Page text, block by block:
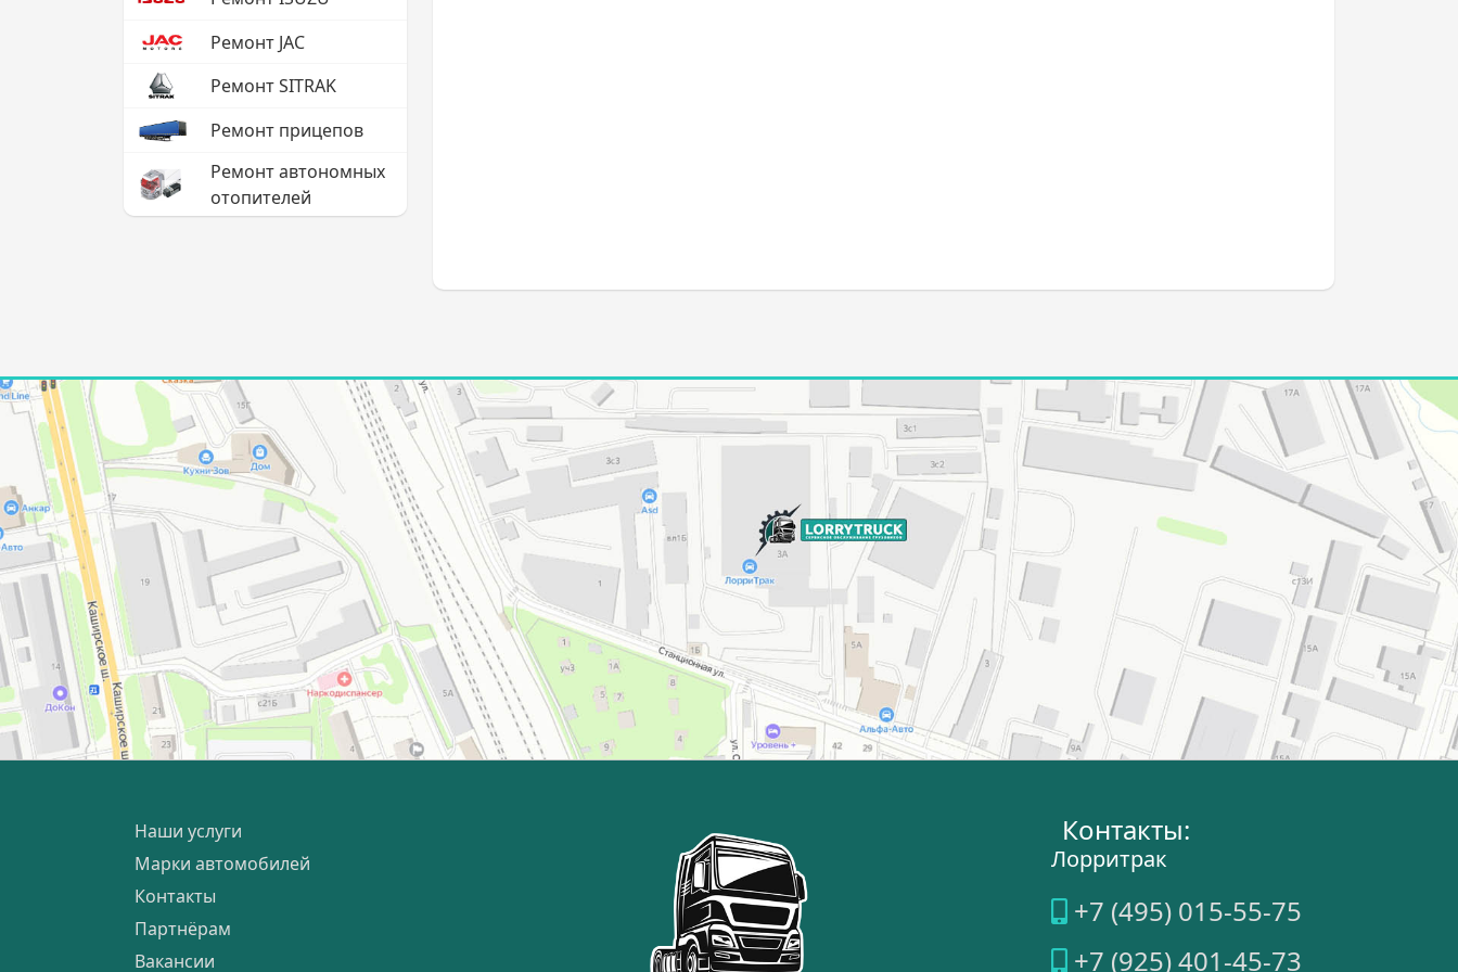
Ремонт JAC
Ремонт SITRAK
Ремонт прицепов
Ремонт автономных
отопителей
Наши услуги
Марки автомобилей
Контакты
Партнёрам
Вакансии
Контакты:
Лорритрак
+7 (495) 015-55-75
+7 (925) 401-45-73